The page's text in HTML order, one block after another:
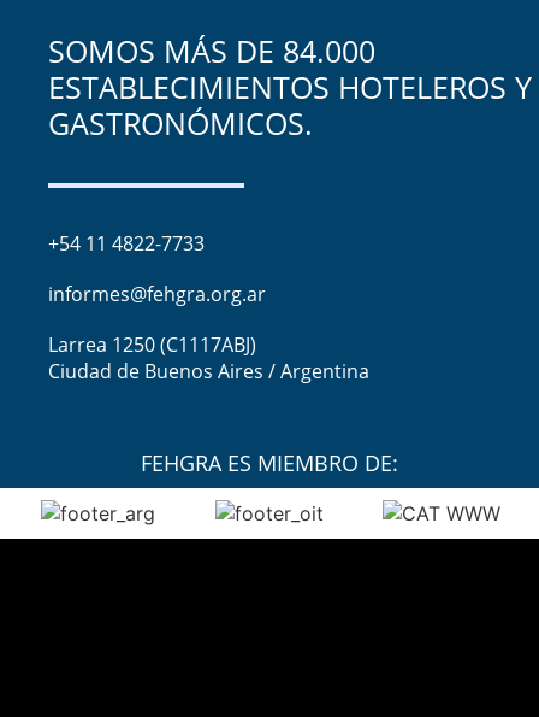
SOMOS MÁS DE 84.000
ESTABLECIMIENTOS HOTELEROS Y
GASTRONÓMICOS.
+54 11 4822-7733
informes@fehgra.org.ar
Larrea 1250 (C1117ABJ)
Ciudad de Buenos Aires / Argentina
FEHGRA ES MIEMBRO DE: